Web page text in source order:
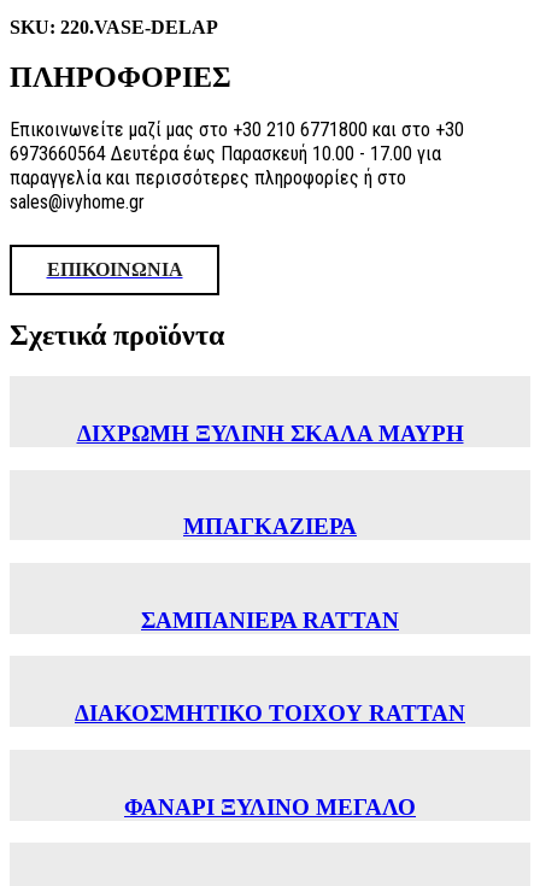
SKU: 220.VASE-DELAP
ΠΛΗΡΟΦΟΡΙΕΣ
Επικοινωνείτε μαζί μας στο +30 210 6771800 και στο +30
6973660564 Δευτέρα έως Παρασκευή 10.00 - 17.00 για
παραγγελία και περισσότερες πληροφορίες ή στο
sales@ivyhome.gr
ΕΠΙΚΟΙΝΩΝΙΑ
Σχετικά προϊόντα
ΔΙΧΡΩΜΗ ΞΥΛΙΝΗ ΣΚΑΛΑ ΜΑΥΡΗ
ΜΠΑΓΚΑΖΙΕΡΑ
ΣΑΜΠΑΝΙΕΡΑ RATTAN
ΔΙΑΚΟΣΜΗΤΙΚΟ ΤΟΙΧΟΥ RATTAN
ΦΑΝΑΡΙ ΞΥΛΙΝΟ ΜΕΓΑΛΟ